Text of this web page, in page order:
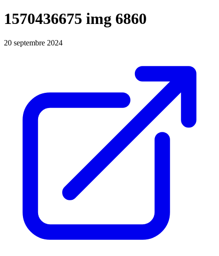
1570436675 img 6860
20 septembre 2024